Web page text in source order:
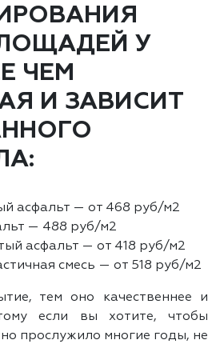
У
ЧЕМ
И ЗАВИСИТ
асфальт — от 468 руб/м2
— 488 руб/м2
асфальт — от 418 руб/м2
смесь — от 518 руб/м2
тем оно качественнее и
если вы хотите, чтобы
прослужило многие годы, не